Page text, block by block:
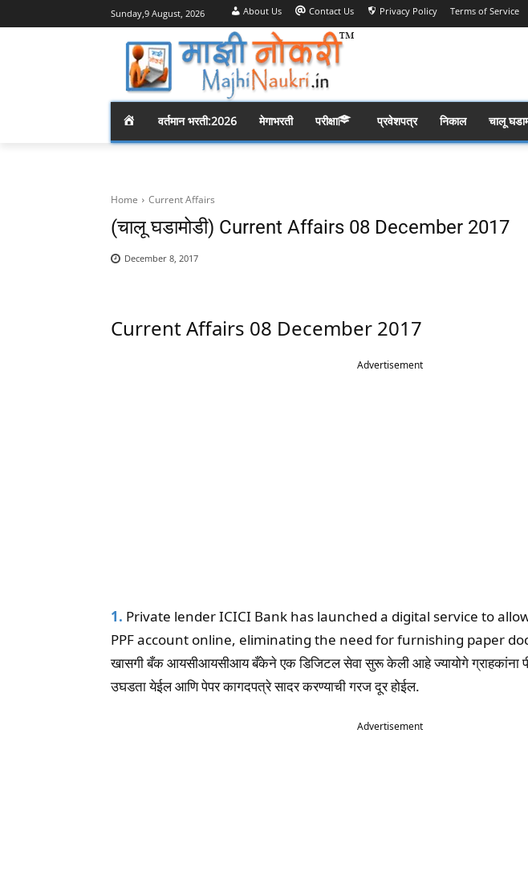
Sunday,9 August, 2026 About Us Contact Us Privacy Policy Terms of Service
M
E
वर्तमान भरती:2026 मेगाभरती परीक्षा प्रवेशपत्र निकाल चालू
Home Current Affairs
(चालू घडामोडी) Current Affairs 08 December 2017
December 8, 2017
Current Affairs 08 December 2017
Advertisement
1. Private lender ICICI Bank has launched a digital service to
PPF account online, eliminating the need for furnishing paper
खासगी बँक आयसीआयसीआय बँकेने एक डिजिटल सेवा सुरू केली आहे ज्यायोगे ग्राहकांना
उघडता येईल आणि पेपर कागदपत्रे सादर करण्याची गरज दूर होईल.
Advertisement